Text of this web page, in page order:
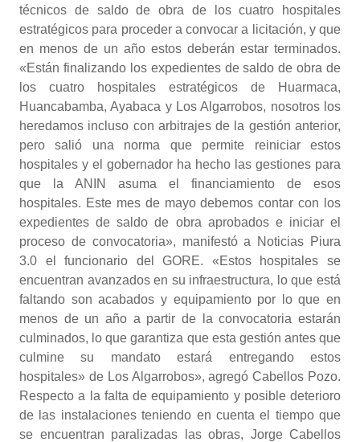
técnicos de saldo de obra de los cuatro hospitales
estratégicos para proceder a convocar a licitación, y que
en menos de un año estos deberán estar terminados.
«Están finalizando los expedientes de saldo de obra de
los cuatro hospitales estratégicos de Huarmaca,
Huancabamba, Ayabaca y Los Algarrobos, nosotros los
heredamos incluso con arbitrajes de la gestión anterior,
pero salió una norma que permite reiniciar estos
hospitales y el gobernador ha hecho las gestiones para
que la ANIN asuma el financiamiento de esos
hospitales. Este mes de mayo debemos contar con los
expedientes de saldo de obra aprobados e iniciar el
proceso de convocatoria», manifestó a Noticias Piura
3.0 el funcionario del GORE. «Estos hospitales se
encuentran avanzados en su infraestructura, lo que está
faltando son acabados y equipamiento por lo que en
menos de un año a partir de la convocatoria estarán
culminados, lo que garantiza que esta gestión antes que
culmine su mandato estará entregando estos
hospitales» de Los Algarrobos», agregó Cabellos Pozo.
Respecto a la falta de equipamiento y posible deterioro
de las instalaciones teniendo en cuenta el tiempo que
se encuentran paralizadas las obras, Jorge Cabellos